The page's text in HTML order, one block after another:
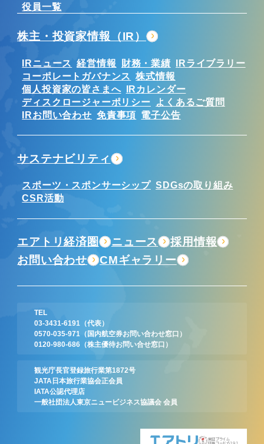
TEL
03-3431-6191
（代表）
0570-035-971
（国内航空券お問い合わせ窓口）
0120-980-686 （株主優待お問い合せ窓口）
観光庁長官登録旅行業第1872号
JATA日本旅行業協会正会員
IATA公認代理店
一般社団法人東京ニュービジネス協議会 会員
東証プライム
証券コード:6191
役員一覧
株主・投資家情報（IR）
IRニュース 経営情報 財務・業績 IRライブラリー
コーポレートガバナンス 株式情報
個人投資家の皆さまへ IRカレンダー
ディスクロージャーポリシー
よくあるご質問
IRお問い合わせ 免責事項 電子公告
サステナビリティ
スポーツ・スポンサーシップ SDGsの取り組み
CSR活動
エアトリ経済圏 ニュース
採用情報
お問い合わせ
CMギャラリー